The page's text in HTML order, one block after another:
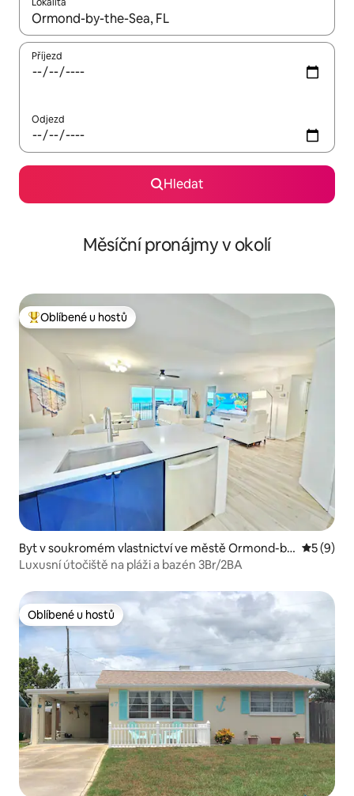
Až budou výsledky k dispozici, můžeš si je procházet pomocí
Příjezd
Odjezd
Hledat
Měsíční pronájmy v okolí
Nejlepší v kategorii Oblíbené u hostů
Oblíbené u hostů
Byt v soukromém vlastnictví ve městě Ormond-by
-the-Sea
5 (9)
Luxusní útočiště na pláži a bazén 3Br/2BA
Oblíbené u hostů
Oblíbené u hostů